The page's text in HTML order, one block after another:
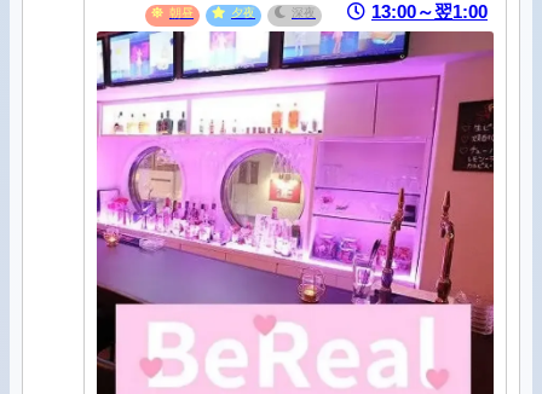
朝昼
夕夜 深夜 13:00～翌1:00